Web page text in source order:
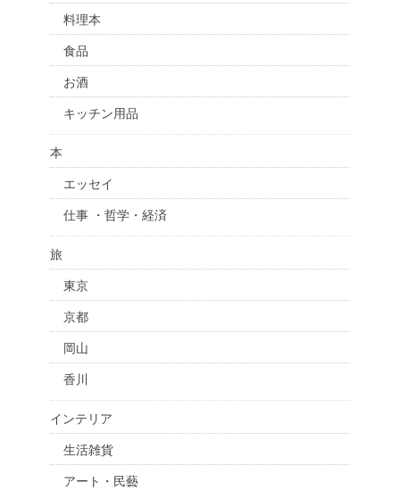
料理本
食品
お酒
キッチン用品
本
エッセイ
仕事 ・哲学・経済
旅
東京
京都
岡山
香川
インテリア
生活雑貨
アート・民藝